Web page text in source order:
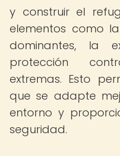
y construir el
elementos como
dominantes, la
protección
extremas. Esto
que se adapte
entorno y
seguridad.